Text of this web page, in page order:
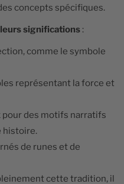
concepts spécifiques.
significations :
comme le symbole
représentant la force et
pour des motifs narratifs
histoire.
de runes et de
cette tradition, il